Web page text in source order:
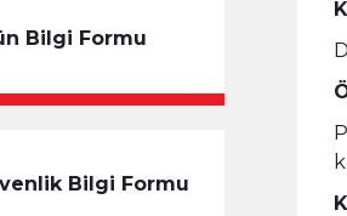
Bilgi Formu
Bilgi Formu